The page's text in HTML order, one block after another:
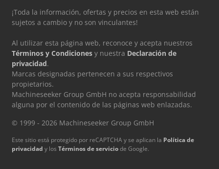
¡Toda la información, ofertas y precios en esta web están
sujetos a cambio y no son vinculantes!
Al utilizar esta página web, reconoce y acepta nuestros
Términos y Condiciones y nuestra Declaración de
privacidad.
Marcas designadas pertenecen a sus respectivos
propietarios.
Machineseeker Group GmbH no acepta responsabilidad
alguna por el contenido de las páginas web enlazadas.
© 1999 - 2026 Machineseeker Group GmbH
Este sitio está protegido por reCAPTCHA y se aplican la Política de
privacidad y los Términos de serviciode Google.